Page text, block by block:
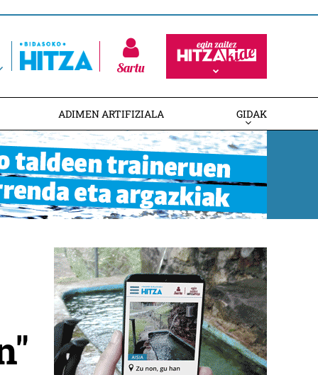
Sartu
ADIMEN ARTIFIZIALA GIDAK